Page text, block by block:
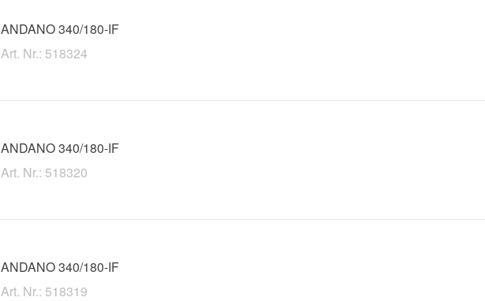
ANDANO 340/180-IF
Art. Nr.: 518324
ANDANO 340/180-IF
Art. Nr.: 518320
ANDANO 340/180-IF
Art. Nr.: 518319